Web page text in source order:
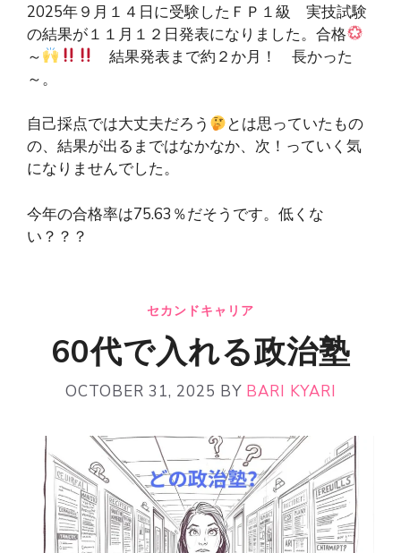
2025年９月１４日に受験したＦＰ１級 実技試験
の結果が１１月１２日発表になりました。合格
～
結果発表まで約２か月！ 長かった
～。
自己採点では大丈夫だろう
とは思っていたもの
の、結果が出るまではなかなか、次！っていく気
になりませんでした。
今年の合格率は75.63％だそうです。低くな
い？？？
セカンドキャリア
60代で入れる政治塾
OCTOBER 31, 2025 BY BARI KYARI